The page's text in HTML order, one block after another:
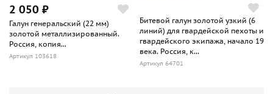
2 050 ₽
Галун генеральский (22 мм)
золотой металлизированный.
Россия, копия...
Артикул 103618
Битевой галун золотой узкий (6
линий) для гвардейской пехоты и
гвардейского экипажа, начало 19
века. Россия, к...
Артикул 64701